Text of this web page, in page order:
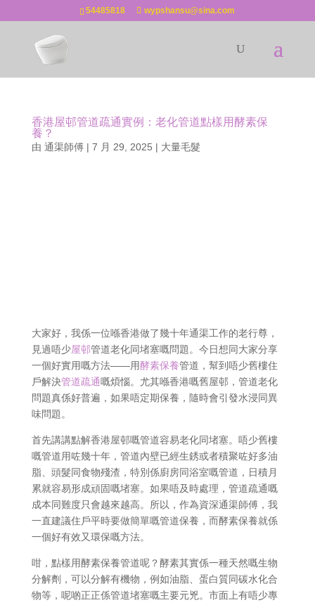
54485818 wypshansu@sina.com
香港屋邨管道疏通實例：老化管道點樣用酵素保
養？
由 通渠師傅| 7 月 29, 2025 | 大量毛髮
大家好，我係一位喺香港做了幾十年通渠工作的老行尊，
見過唔少屋邨管道老化同堵塞嘅問題。今日想同大家分享
一個好實用嘅方法——用酵素保養管道，幫到唔少舊樓住
戶解決管道疏通嘅煩惱。尤其喺香港嘅舊屋邨，管道老化
問題真係好普遍，如果唔定期保養，隨時會引發水浸同異
味問題。
首先講講點解香港屋邨嘅管道容易老化同堵塞。唔少舊樓
嘅管道用咗幾十年，管道內壁已經生銹或者積聚咗好多油
脂、頭髮同食物殘渣，特別係廚房同浴室嘅管道，日積月
累就容易形成頑固嘅堵塞。如果唔及時處理，管道疏通嘅
成本同難度只會越來越高。所以，作為資深通渠師傅，我
一直建議住戶平時要做簡單嘅管道保養，而酵素保養就係
一個好有效又環保嘅方法。
咁，點樣用酵素保養管道呢？酵素其實係一種天然嘅生物
分解劑，可以分解有機物，例如油脂、蛋白質同碳水化合
物等，呢啲正正係管道堵塞嘅主要元兇。市面上有唔少專